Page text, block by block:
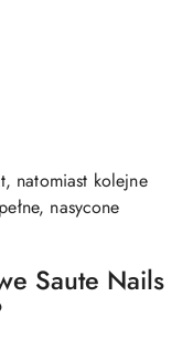
natomiast kolejne
nasycone
Saute Nails